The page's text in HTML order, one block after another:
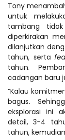
Tony
untuk
tambang
diperkirakan
dilanjutkan
tahun, serta
tahun.
cadangan baru
“Kalau
bagus.
eksplorasi ini
detail, 3-4
tahun,